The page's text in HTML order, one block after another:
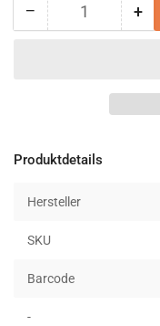
− Menge
10
Anzahl +
Produktdetails
Hersteller
SKU
Barcode
-